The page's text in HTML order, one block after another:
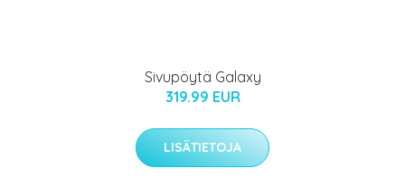
Sivupöytä Galaxy
319.99 EUR
LISÄTIETOJA